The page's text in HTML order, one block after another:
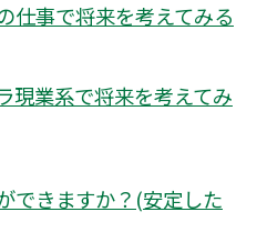
仕事で将来を考えてみる
現業系で将来を考えてみ
できますか？(安定した